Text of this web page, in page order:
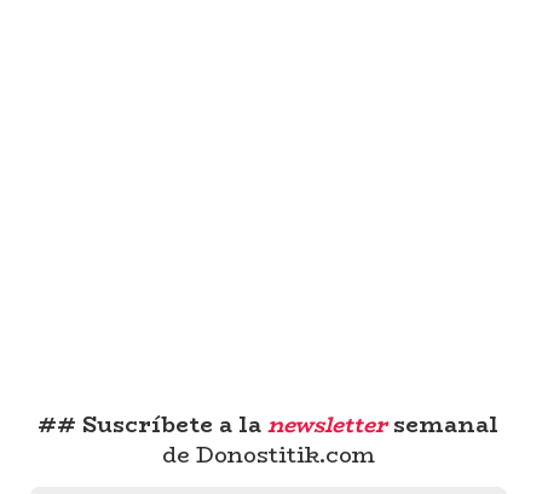
## Suscríbete a lanewslettersemanal
de Donostitik.com